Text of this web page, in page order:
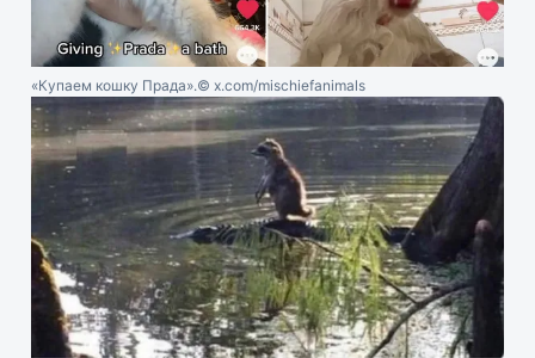
«Купаем кошку Прада».© x.com/mischiefanimals